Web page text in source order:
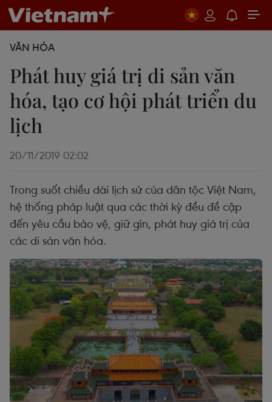
VĂN HÓA
Phát huy giá trị di sản văn
hóa, tạo cơ hội phát triển du
lịch
20/11/2019 02:02
Trong suốt chiều dài lịch sử của dân tộc Việt Nam,
hệ thống pháp luật qua các thời kỳ đều đề cập
đến yêu cầu bảo vệ, giữ gìn, phát huy giá trị của
các di sản văn hóa.